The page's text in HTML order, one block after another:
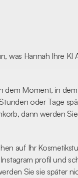
was Hannah Ihre KI
dem Moment, in
oder Tage
dann werden
auf Ihr
profil und
Sie sie später